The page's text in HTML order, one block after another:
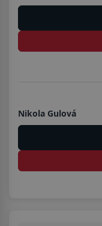
Nikola Gulová